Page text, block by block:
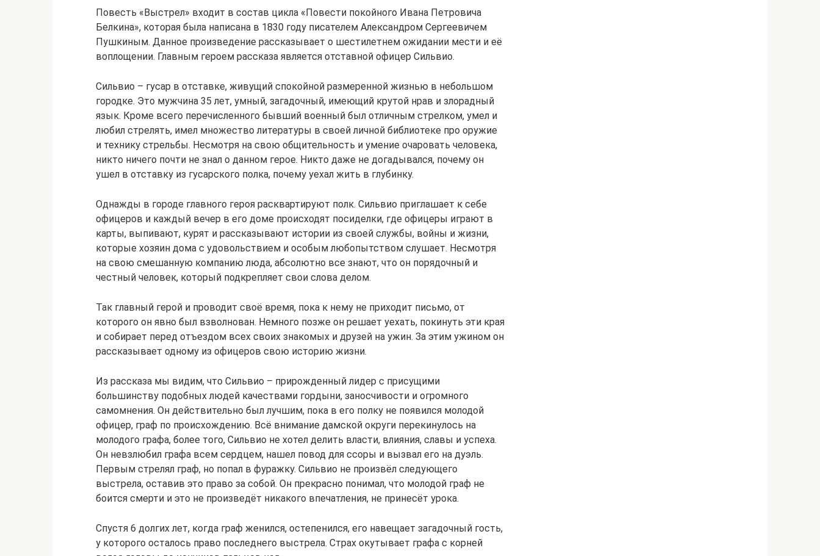
Повесть «Выстрел» входит в состав цикла «Повести покойного Ивана Петровича
Белкина», которая была написана в 1830 году писателем Александром Сергеевичем
Пушкиным. Данное произведение рассказывает о шестилетнем ожидании мести и её
воплощении. Главным героем рассказа является отставной офицер Сильвио.
Сильвио – гусар в отставке, живущий спокойной размеренной жизнью в небольшом
городке. Это мужчина 35 лет, умный, загадочный, имеющий крутой нрав и злорадный
язык. Кроме всего перечисленного бывший военный был отличным стрелком, умел и
любил стрелять, имел множество литературы в своей личной библиотеке про оружие
и технику стрельбы. Несмотря на свою общительность и умение очаровать человека,
никто ничего почти не знал о данном герое. Никто даже не догадывался, почему он
ушел в отставку из гусарского полка, почему уехал жить в глубинку.
Однажды в городе главного героя расквартируют полк. Сильвио приглашает к себе
офицеров и каждый вечер в его доме происходят посиделки, где офицеры играют в
карты, выпивают, курят и рассказывают истории из своей службы, войны и жизни,
которые хозяин дома с удовольствием и особым любопытством слушает. Несмотря
на свою смешанную компанию люда, абсолютно все знают, что он порядочный и
честный человек, который подкрепляет свои слова делом.
Так главный герой и проводит своё время, пока к нему не приходит письмо, от
которого он явно был взволнован. Немного позже он решает уехать, покинуть эти края
и собирает перед отъездом всех своих знакомых и друзей на ужин. За этим ужином он
рассказывает одному из офицеров свою историю жизни.
Из рассказа мы видим, что Сильвио – прирожденный лидер с присущими
большинству подобных людей качествами гордыни, заносчивости и огромного
самомнения. Он действительно был лучшим, пока в его полку не появился молодой
офицер, граф по происхождению. Всё внимание дамской округи перекинулось на
молодого графа, более того, Сильвио не хотел делить власти, влияния, славы и успеха.
Он невзлюбил графа всем сердцем, нашел повод для ссоры и вызвал его на дуэль.
Первым стрелял граф, но попал в фуражку. Сильвио не произвёл следующего
выстрела, оставив это право за собой. Он прекрасно понимал, что молодой граф не
боится смерти и это не произведёт никакого впечатления, не принесёт урока.
Спустя 6 долгих лет, когда граф женился, остепенился, его навещает загадочный гость,
у которого осталось право последнего выстрела. Страх окутывает графа с корней